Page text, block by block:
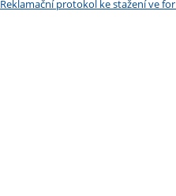
Reklamační protokol ke stažení ve